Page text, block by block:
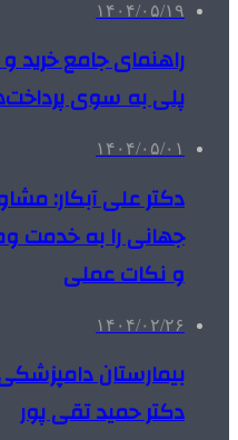
۱۴۰۴/۰۵/۱۹
راهنمای جامع خرید
پلی به سوی
۱۴۰۴/۰۵/۰۱
دکتر علی آبکار:
جهانی را به خدمت
و نکات عملی
۱۴۰۴/۰۲/۲۶
بیمارستان
دکتر حمید تقی پور